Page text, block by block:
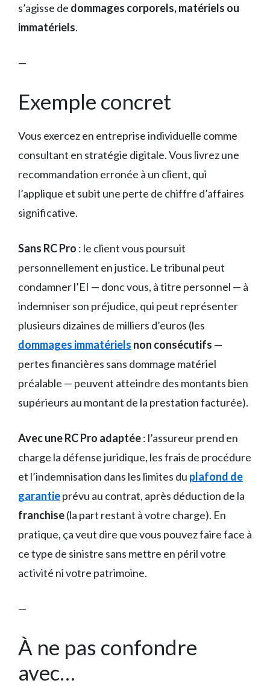
s’agisse de dommages corporels, matériels ou
immatériels.
—
Exemple concret
Vous exercez en entreprise individuelle comme
consultant en stratégie digitale. Vous livrez une
recommandation erronée à un client, qui
l’applique et subit une perte de chiffre d’affaires
significative.
Sans RC Pro : le client vous poursuit
personnellement en justice. Le tribunal peut
condamner l’EI — donc vous, à titre personnel — à
indemniser son préjudice, qui peut représenter
plusieurs dizaines de milliers d’euros (les
dommages immatériels non consécutifs —
pertes financières sans dommage matériel
préalable — peuvent atteindre des montants bien
supérieurs au montant de la prestation facturée).
Avec une RC Pro adaptée: l’assureur prend en
charge la défense juridique, les frais de procédure
et l’indemnisation dans les limites du plafond de
garantieprévu au contrat, après déduction de la
franchise(la part restant à votre charge). En
pratique, ça veut dire que vous pouvez faire face à
ce type de sinistre sans mettre en péril votre
activité ni votre patrimoine.
—
À ne pas confondre
avec…